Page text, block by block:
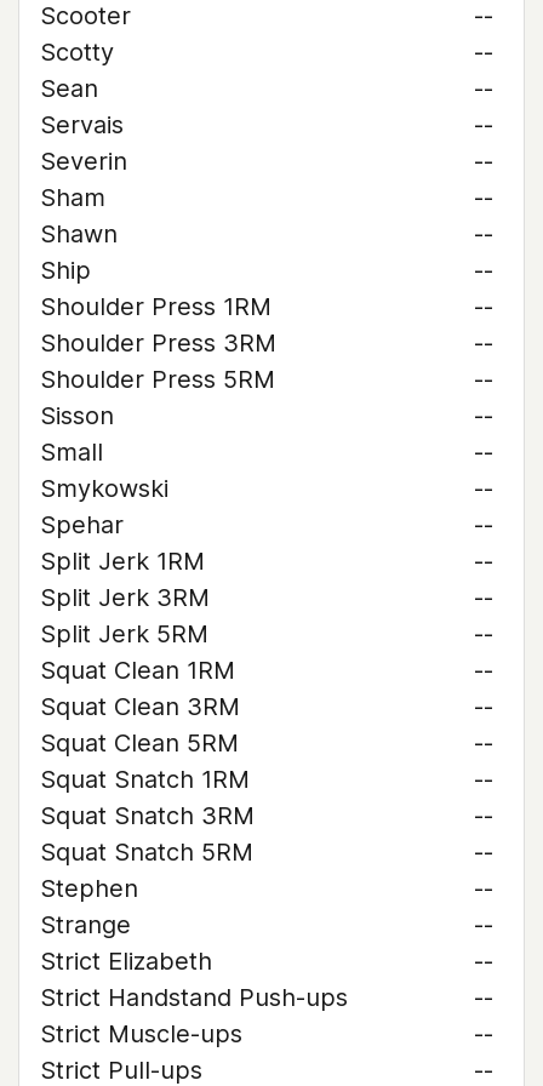
Scooter
--
Scotty
--
Sean
--
Servais
--
Severin
--
Sham
--
Shawn
--
Ship
--
Shoulder Press 1RM
--
Shoulder Press 3RM
--
Shoulder Press 5RM
--
Sisson
--
Small
--
Smykowski
--
Spehar
--
Split Jerk 1RM
--
Split Jerk 3RM
--
Split Jerk 5RM
--
Squat Clean 1RM
--
Squat Clean 3RM
--
Squat Clean 5RM
--
Squat Snatch 1RM
--
Squat Snatch 3RM
--
Squat Snatch 5RM
--
Stephen
--
Strange
--
Strict Elizabeth
--
Strict Handstand Push-ups
--
Strict Muscle-ups
--
Strict Pull-ups
--